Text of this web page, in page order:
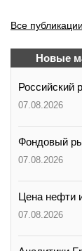
Все публикации
Новые
Российский
07.08.2026
Фондовый
07.08.2026
Цена нефти
07.08.2026